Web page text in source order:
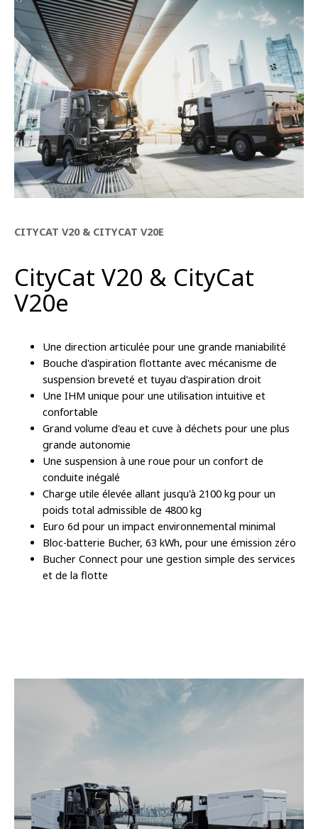
CITYCAT V20 & CITYCAT V20E
CityCat V20 & CityCat
V20e
Une direction articulée pour une grande maniabilité
Bouche d'aspiration flottante avec mécanisme de
suspension breveté et tuyau d'aspiration droit
Une IHM unique pour une utilisation intuitive et
confortable
Grand volume d'eau et cuve à déchets pour une plus
grande autonomie
Une suspension à une roue pour un confort de
conduite inégalé
Charge utile élevée allant jusqu'à 2100 kg pour un
poids total admissible de 4800 kg
Euro 6d pour un impact environnemental minimal
Bloc-batterie Bucher, 63 kWh, pour une émission zéro
Bucher Connect pour une gestion simple des services
et de la flotte